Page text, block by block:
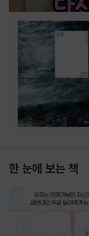
한 눈에 보는 책